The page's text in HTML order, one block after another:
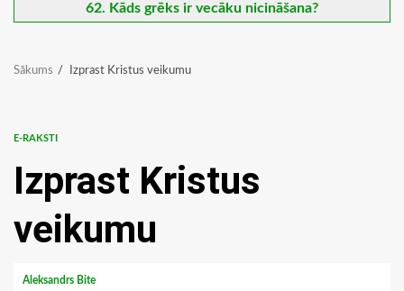
62. Kāds grēks ir vecāku nicināšana?
Sākums Izprast Kristus veikumu
E-RAKSTI
Izprast Kristus
veikumu
Aleksandrs Bite